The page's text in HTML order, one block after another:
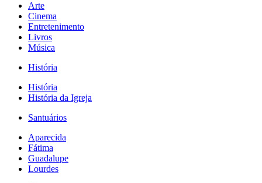
Arte
Cinema
Entretenimento
Livros
Música
História
História
História da Igreja
Santuários
Aparecida
Fátima
Guadalupe
Lourdes